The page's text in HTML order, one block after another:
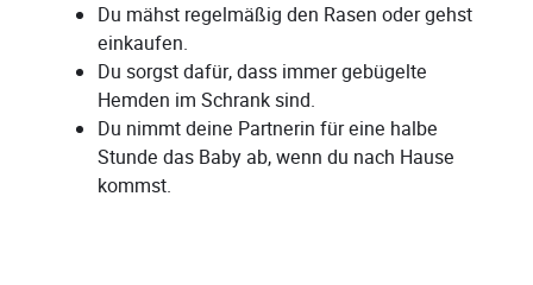
Du mähst regelmäßig den Rasen oder gehst
einkaufen.
Du sorgst dafür, dass immer gebügelte
Hemden im Schrank sind.
Du nimmt deine Partnerin für eine halbe
Stunde das Baby ab, wenn du nach Hause
kommst.